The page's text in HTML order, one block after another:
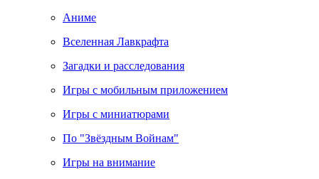
Аниме
Вселенная Лавкрафта
Загадки и расследования
Игры с мобильным приложением
Игры с миниатюрами
По "Звёздным Войнам"
Игры на внимание